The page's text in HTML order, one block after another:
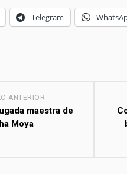
Telegram
ANTERIOR
maestra de
Moya